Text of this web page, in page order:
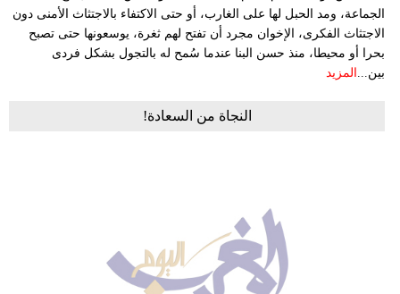
الجماعة، ومد الحبل لها على الغارب، أو حتى الاكتفاء بالاجتثاث الأمنى دون
الاجتثاث الفكرى، الإخوان مجرد أن تفتح لهم ثغرة، يوسعونها حتى تصبح
بحرا أو محيطا، منذ حسن البنا عندما سُمح له بالتجول بشكل فردى
بين...
المزيد
النجاة من السعادة!